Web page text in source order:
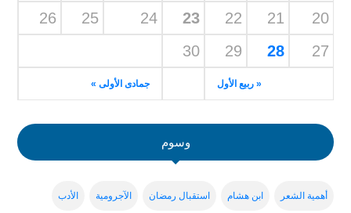
« ربيع الأول جمادى الأولى »
20
21
22
23
24
25
26
27
28
29
30
وسوم
أهمية الشعر ابن هشام استقبال رمضان الآجرومية الأدب